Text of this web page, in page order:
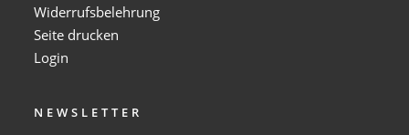
Widerrufsbelehrung
Seite drucken
Login
NEWSLETTER